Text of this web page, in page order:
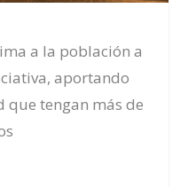
a la población a
aportando
tengan más de